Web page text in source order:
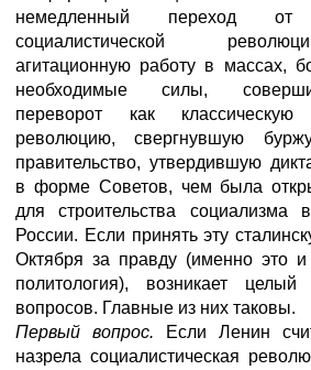
немедленный переход
социалистической
агитационную работу в массах,
необходимые силы,
переворот как классическую
революцию, свергнувшую
правительство, утвердившую
в форме Советов, чем была
для строительства социализма
России. Если принять эту
Октября за правду (именно это и
политология), возникает
вопросов. Главные из них таковы.
Первый вопрос.
Если Ленин
назрела социалистическая